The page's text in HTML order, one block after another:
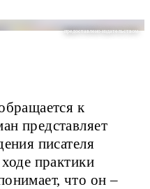
предоставлено издательством
к
представляет
писателя
практики
что он –